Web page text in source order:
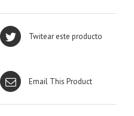
Twitear este producto
Email This Product